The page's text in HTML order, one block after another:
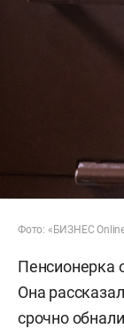
Фото: «БИЗНЕС
Пенсионерка
Она
срочно